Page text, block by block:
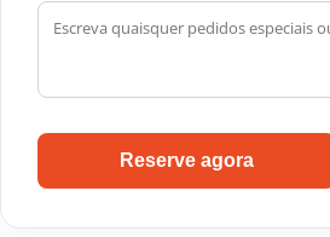
Reserve agora